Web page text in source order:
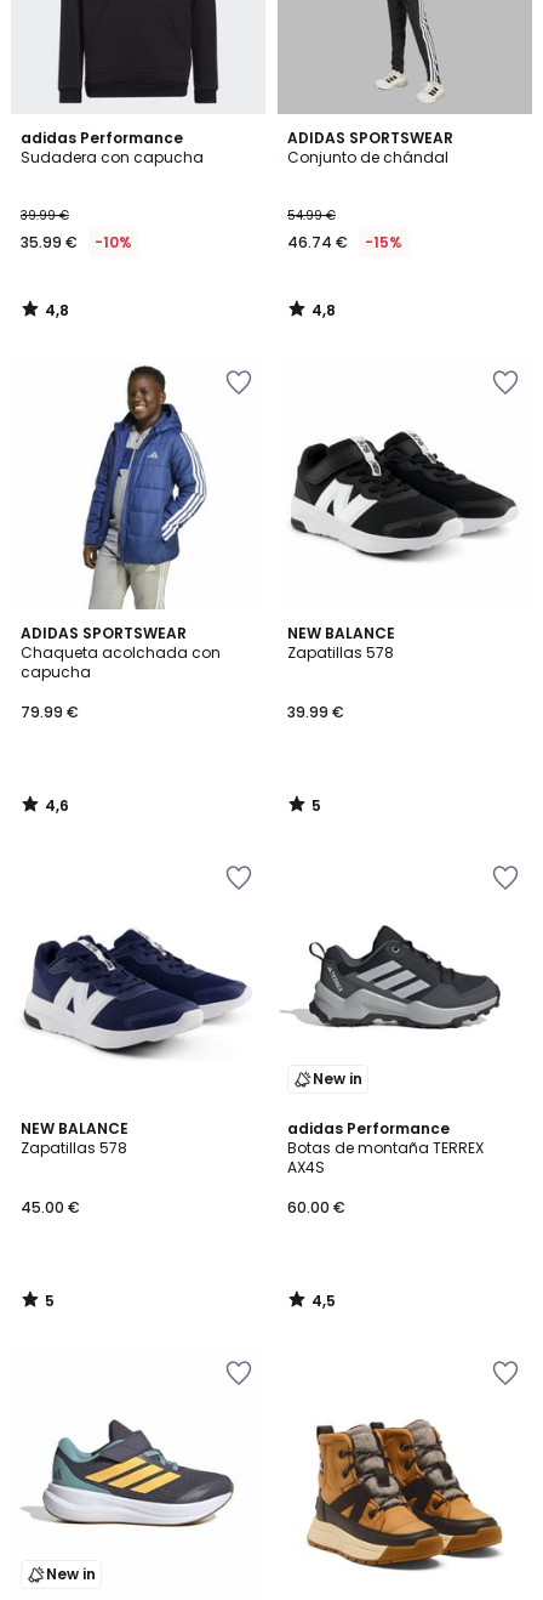
adidas Performance
Sudadera con capucha
39.99 €
35.99 € -10%
4,8
/ 5
4,8
/
ADIDAS SPORTSWEAR
Conjunto de chándal
54.99 €
46.74 € -15%
4,8
/ 5
4,8
/
ADIDAS SPORTSWEAR
Chaqueta acolchada con
capucha
79.99 €
4,6
/ 5
4,6
/
NEW BALANCE
Zapatillas 578
39.99 €
5
/
5
/
NEW BALANCE
Zapatillas 578
45.00 €
5
/
5
/
New in
adidas Performance
Botas de montaña TERREX
AX4S
60.00 €
4,5
/ 5
4,5
/
New in